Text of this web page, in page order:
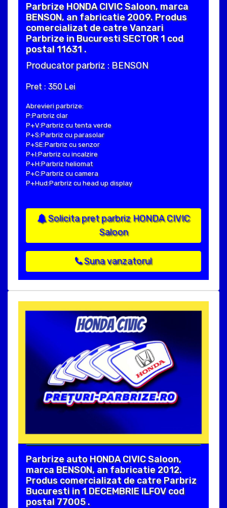
Parbrize HONDA CIVIC Saloon, marca
BENSON, an fabricatie 2009. Produs
comercializat de catre Vanzari
Parbrize in Bucuresti SECTOR 1 cod
postal 11631 .
Producator parbriz : BENSON
Pret : 350 Lei
Abrevieri parbrize:
P:Parbriz clar
P+V:Parbriz cu tenta verde
P+S:Parbriz cu parasolar
P+SE:Parbriz cu senzor
P+I:Parbriz cu incalzire
P+H:Parbriz heliomat
P+C:Parbriz cu camera
P+Hud:Parbriz cu head up display
Solicita pret parbriz HONDA CIVIC
Saloon
Suna vanzatorul
Parbrize auto HONDA CIVIC Saloon,
marca BENSON, an fabricatie 2012.
Produs comercializat de catre Parbriz
Bucuresti in 1 DECEMBRIE ILFOV cod
postal 77005 .